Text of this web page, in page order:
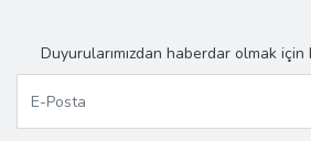
Duyurularımızdan haberdar olmak